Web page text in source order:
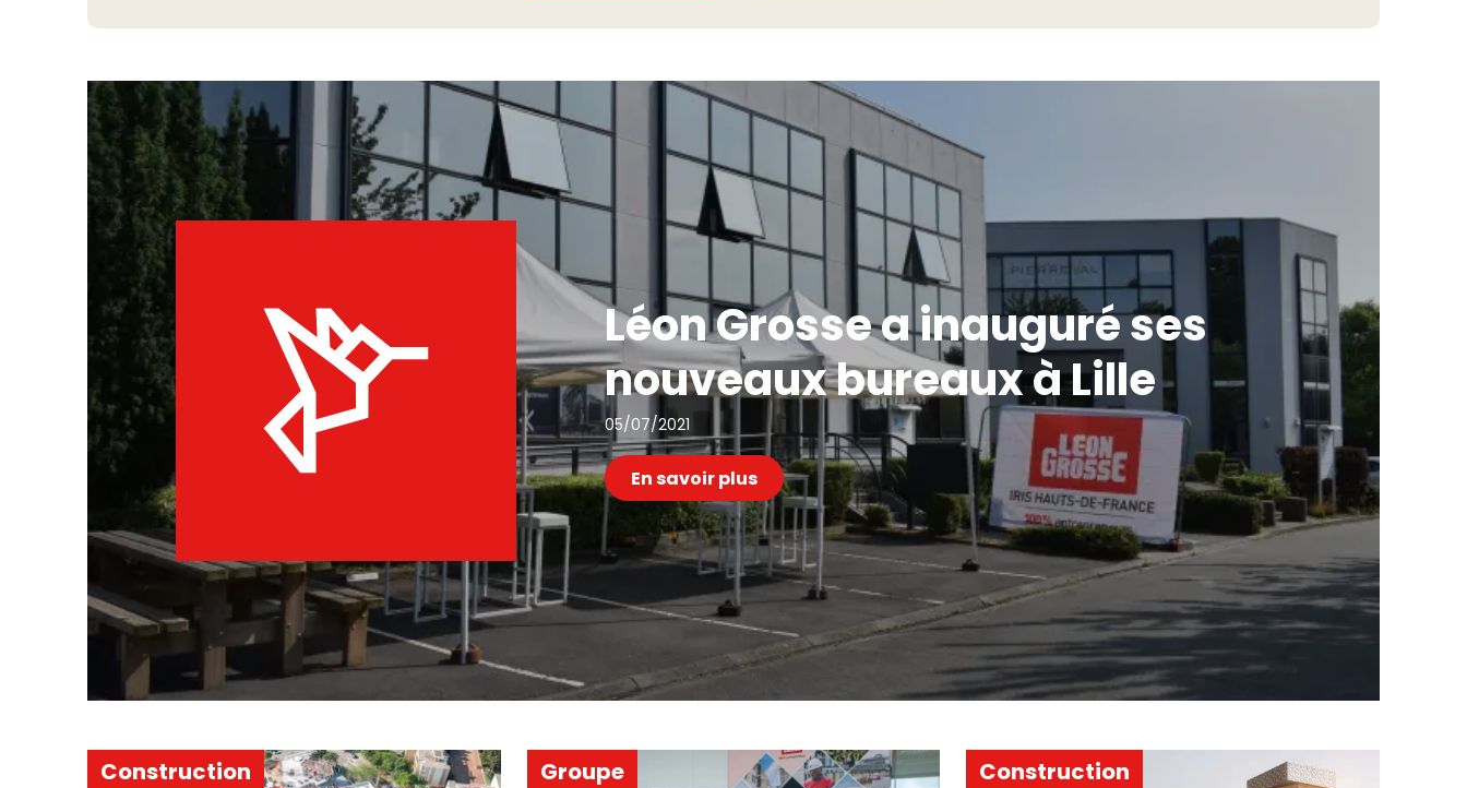
Léon Grosse a inauguré ses
nouveaux bureaux à Lille
05/07/2021
En savoir plus
Construction Groupe Construction